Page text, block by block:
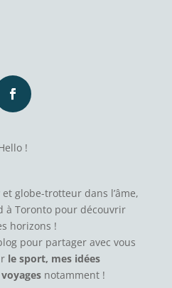
!
et globe-trotteur dans l’âme,
à Toronto pour découvrir
horizons !
pour partager avec vous
le sport, mes idées
notamment !